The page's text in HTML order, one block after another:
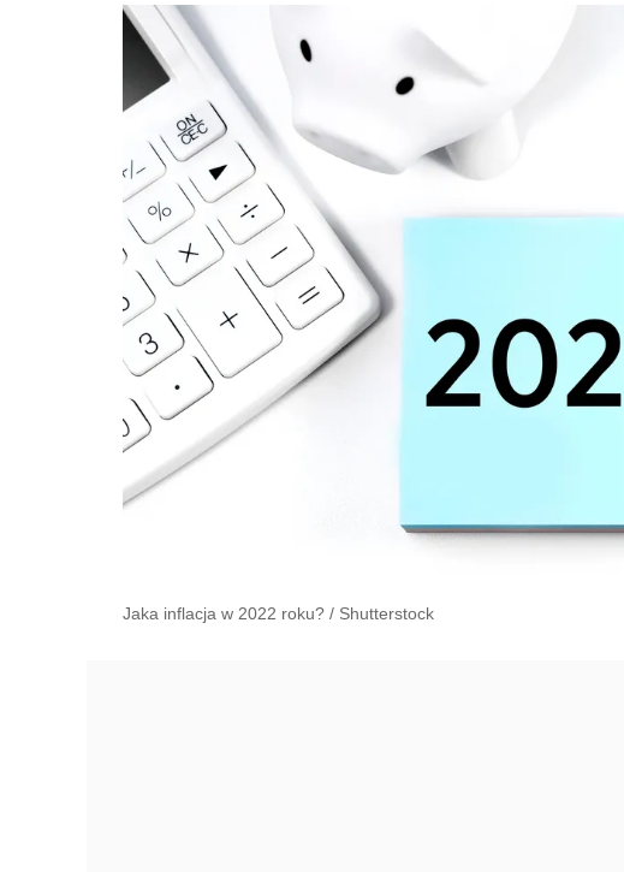
Jaka inflacja w 2022 roku? / Shutterstock